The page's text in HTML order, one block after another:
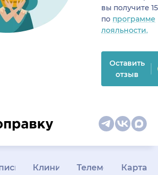
вы получите
по программе
лояльности.
Оставить
отзыв
КлиникамТелемедицина
Карта